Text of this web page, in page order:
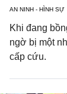
AN NINH - HÌNH SỰ
Khi đang
ngờ bị một
cấp cứu.